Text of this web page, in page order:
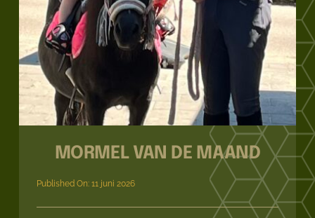
MORMEL VAN DE MAAND
Published On: 11 juni 2026